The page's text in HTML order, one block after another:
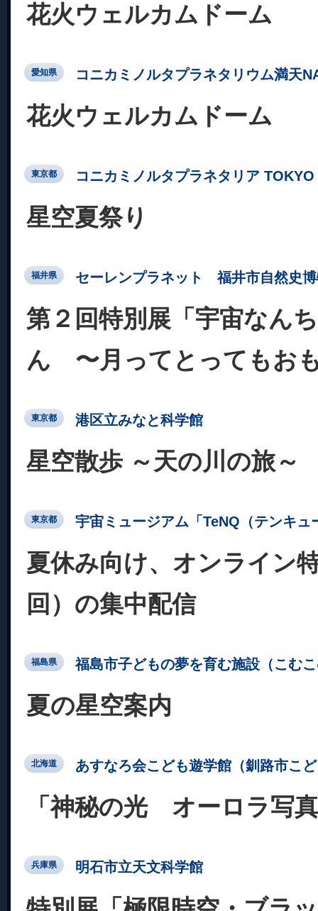
花火ウェルカムドーム
愛知県 コニカミノルタプラネタリウム満天
花火ウェルカムドーム
東京都 コニカミノルタプラネタリア TOKYO
星空夏祭り
福井県 セーレンプラネット 福井市自然史
第２回特別展「宇宙なん
ん 〜月ってとってもお
東京都 港区立みなと科学館
星空散歩 ～天の川の旅～
東京都 宇宙ミュージアム「TeNQ（テンキュ
夏休み向け、オンライン
回）の集中配信
福島県 福島市子どもの夢を育む施設（こむ
夏の星空案内
北海道 あすなろ会こども遊学館（釧路市こ
「神秘の光 オーロラ写
兵庫県 明石市立天文科学館